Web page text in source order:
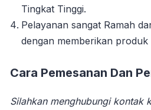
Tingkat Tinggi.
Pelayanan sangat Ramah
dengan memberikan produk
Cara Pemesanan Dan
Silahkan menghubungi kontak